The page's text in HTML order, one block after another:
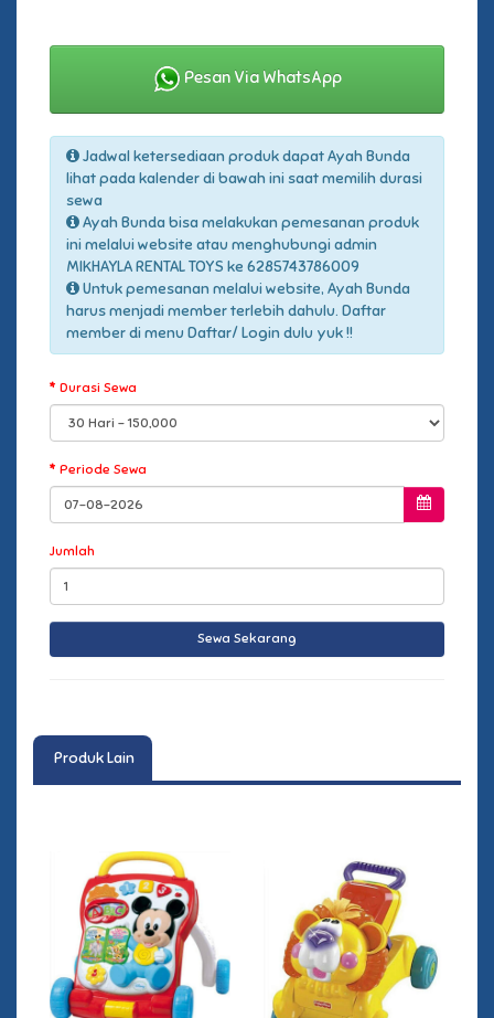
Pesan Via WhatsApp
Jadwal ketersediaan produk dapat Ayah Bunda
lihat pada kalender di bawah ini saat memilih durasi
sewa
Ayah Bunda bisa melakukan pemesanan produk
ini melalui website atau menghubungi admin
MIKHAYLA RENTAL TOYS ke 6285743786009
Untuk pemesanan melalui website, Ayah Bunda
harus menjadi member terlebih dahulu. Daftar
member di menu Daftar/ Login dulu yuk !!
Durasi Sewa
Periode Sewa
Jumlah
Produk Lain